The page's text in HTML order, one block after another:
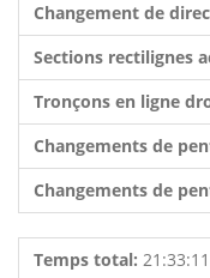
Changement de
Sections rectilignes
Tronçons en ligne
Changements de
Changements de
Temps total: